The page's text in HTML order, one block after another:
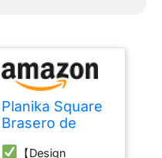
Solides】: Grâce à
des matériaux
soigneusement
selectionné, il peut
résister à presque
Planika Square
Brasero de
【Design